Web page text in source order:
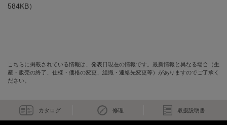
584KB）
こちらに掲載されている情報は、発表日現在の情報です。最新情報と異なる場合（生
産・販売の終了、仕様・価格の変更、組織・連絡先変更等）がありますのでご了承く
ださい。
カタログ 修理 取扱説明書